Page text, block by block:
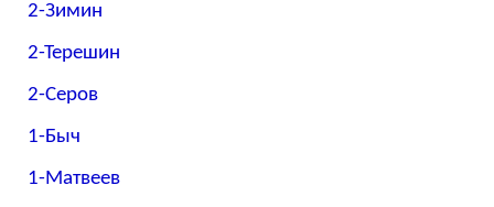
2-Зимин
2-Терешин
2-Серов
1-Быч
1-Матвеев